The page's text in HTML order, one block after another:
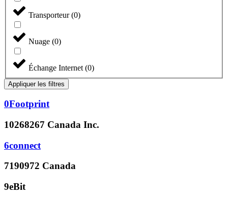
Transporteur(0)
Nuage (0)
Échange Internet (0)
Appliquer les filtres
0Footprint
10268267 Canada Inc.
6connect
7190972 Canada
9eBit